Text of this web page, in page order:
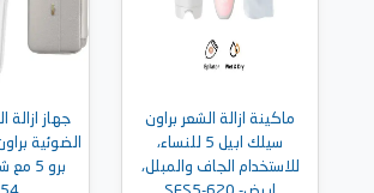
ماكينة ازالة الشعر براون
سيلك ابيل 5 للنساء،
للاستخدام الجاف والمبلل،
جهاز ازالة
الضوئية
برو